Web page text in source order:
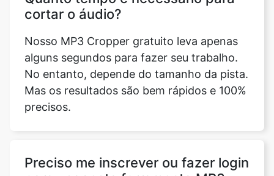
alguns segundos para fazer seu trabalho.
No entanto, depende do tamanho da pista.
Mas os resultados são bem rápidos e 100%
precisos.
Preciso me inscrever ou fazer login
Não é necessário se inscrever ou fazer